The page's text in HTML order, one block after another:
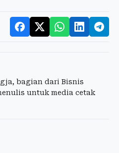
bagian dari Bisnis
untuk media cetak